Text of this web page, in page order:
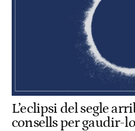
L’eclipsi del segle
consells per gaudir-